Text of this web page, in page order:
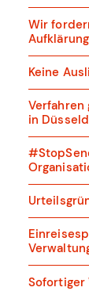
Wir
Keine
in
Sofortiger